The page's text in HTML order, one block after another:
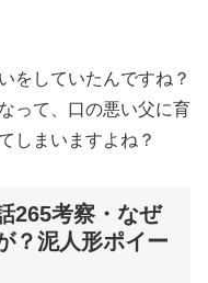
をしていたんですね？
って、口の悪い父に育
しまいますよね？
265考察・なぜ
？泥人形ポイー